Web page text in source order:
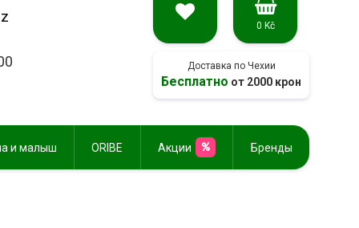
0 Kč
Доставка по Чехии
Бесплатно от 2000 крон
и малыш ORIBE Акции Бренды